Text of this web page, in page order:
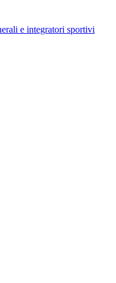
e integratori sportivi